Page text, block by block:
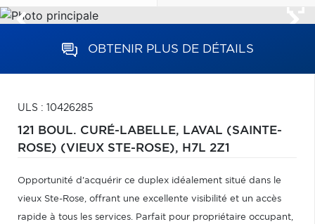
OBTENIR PLUS DE DÉTAILS
ULS : 10426285
121 BOUL. CURÉ-LABELLE, LAVAL (SAINTE-
ROSE) (VIEUX STE-ROSE), H7L 2Z1
Opportunité d'acquérir ce duplex idéalement situé dans le
vieux Ste-Rose, offrant une excellente visibilité et un accès
rapide à tous les services. Parfait pour propriétaire occupant,